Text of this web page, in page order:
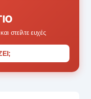
στείλτε ευχές